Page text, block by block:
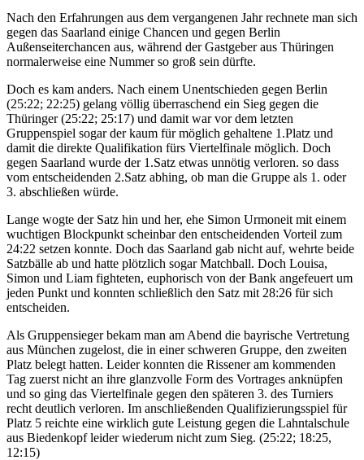
Nach den Erfahrungen aus dem vergangenen Jahr rechnete man sich
gegen das Saarland einige Chancen und gegen Berlin
Außenseiterchancen aus, während der Gastgeber aus Thüringen
normalerweise eine Nummer so groß sein dürfte.
Doch es kam anders. Nach einem Unentschieden gegen Berlin
(25:22; 22:25) gelang völlig überraschend ein Sieg gegen die
Thüringer (25:22; 25:17) und damit war vor dem letzten
Gruppenspiel sogar der kaum für möglich gehaltene 1.Platz und
damit die direkte Qualifikation fürs Viertelfinale möglich. Doch
gegen Saarland wurde der 1.Satz etwas unnötig verloren. so dass
vom entscheidenden 2.Satz abhing, ob man die Gruppe als 1. oder
3. abschließen würde.
Lange wogte der Satz hin und her, ehe Simon Urmoneit mit einem
wuchtigen Blockpunkt scheinbar den entscheidenden Vorteil zum
24:22 setzen konnte. Doch das Saarland gab nicht auf, wehrte beide
Satzbälle ab und hatte plötzlich sogar Matchball. Doch Louisa,
Simon und Liam fighteten, euphorisch von der Bank angefeuert um
jeden Punkt und konnten schließlich den Satz mit 28:26 für sich
entscheiden.
Als Gruppensieger bekam man am Abend die bayrische Vertretung
aus München zugelost, die in einer schweren Gruppe, den zweiten
Platz belegt hatten. Leider konnten die Rissener am kommenden
Tag zuerst nicht an ihre glanzvolle Form des Vortrages anknüpfen
und so ging das Viertelfinale gegen den späteren 3. des Turniers
recht deutlich verloren. Im anschließenden Qualifizierungsspiel für
Platz 5 reichte eine wirklich gute Leistung gegen die Lahntalschule
aus Biedenkopf leider wiederum nicht zum Sieg. (25:22; 18:25,
12:15)